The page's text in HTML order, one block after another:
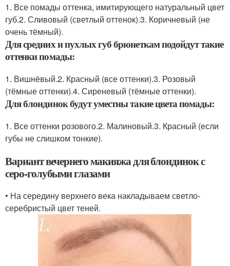
1. Все помады оттенка, имитирующего натуральный цвет
губ.2. Сливовый (светлый оттенок).3. Коричневый (не
очень тёмный).
Для средних и пухлых губ брюнеткам подойдут такие
оттенки помады:
1. Вишнёвый.2. Красный (все оттенки).3. Розовый
(тёмные оттенки).4. Сиреневый (тёмные оттенки).
Для блондинок будут уместны такие цвета помады:
1. Все оттенки розового.2. Малиновый.3. Красный (если
губы не слишком тонкие).
Вариант вечернего макияжа для блондинок с
серо-голубыми глазами
• На середину верхнего века накладываем светло-
серебристый цвет теней.